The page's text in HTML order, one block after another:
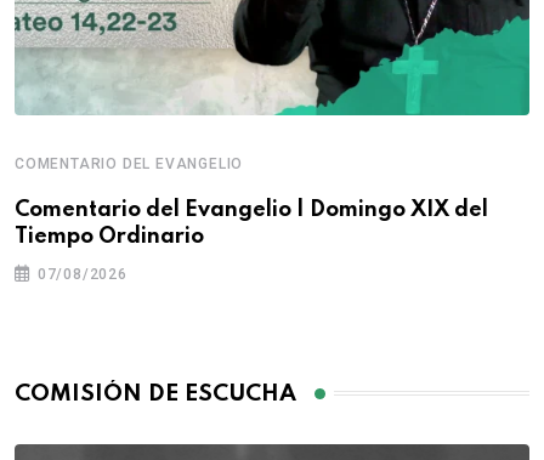
COMENTARIO DEL EVANGELIO
Comentario del Evangelio | Domingo XIX del
Tiempo Ordinario
07/08/2026
COMISIÓN DE ESCUCHA